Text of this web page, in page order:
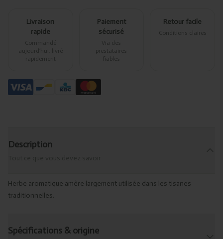
Livraison
rapide
Commandé
aujourd’hui, livré
rapidement
Paiement
sécurisé
Via des
prestataires
fiables
Retour facile
Conditions claires
Description
Herbe aromatique amère largement utilisée dans les tisanes
traditionnelles.
Spécifications & origine